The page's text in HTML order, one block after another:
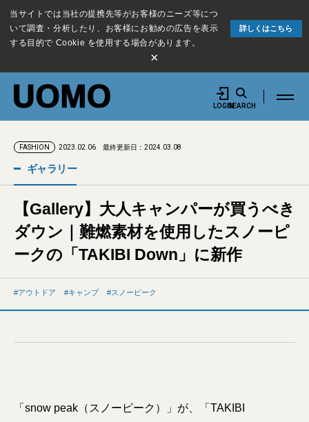
当サイトでは当社の提携先等がお客様のニーズ等につ
いて調査・分析したり、お客様にお勧めの広告を表示
する目的で Cookie を使用する場合があります。
詳しくはこちら
×
LOGINSEARCH
FASHION 2023.02.06 最終更新日：2024.03.08
ギャラリー
【Gallery】大人キャンパーが買うべき
ダウン｜難燃素材を使用したスノーピ
ークの「TAKIBI Down」に新作
アウトドア キャンプ スノーピーク
「snow peak（スノーピーク）」が、「TAKIBI